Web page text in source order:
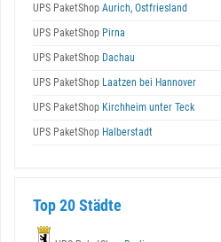
UPS PaketShop Aurich, Ostfriesland
UPS PaketShop Pirna
UPS PaketShop Dachau
UPS PaketShop Laatzen bei Hannover
UPS PaketShop Kirchheim unter Teck
UPS PaketShop Halberstadt
Top 20 Städte